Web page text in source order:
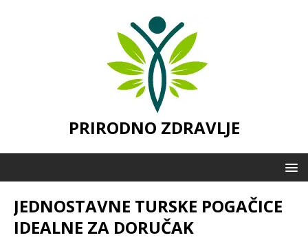
PRIRODNO ZDRAVLJE
JEDNOSTAVNE TURSKE POGAČICE
IDEALNE ZA DORUČAK